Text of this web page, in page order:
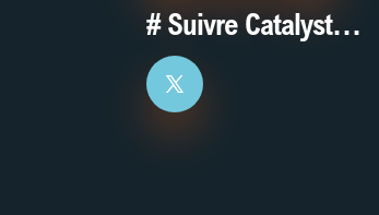
# Suivre Catalyst…